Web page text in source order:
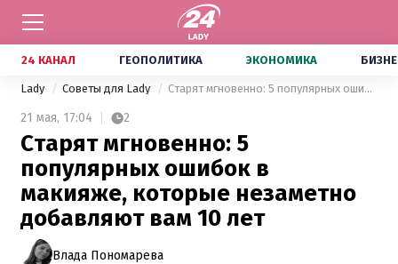
24 КАНАЛ ГЕОПОЛИТИКА ЭКОНОМИКА
Lady Советы для Lady Старят мгновенно: 5 популярных ошибок в макияже, которые незаметно добавляют вам 10 лет
21 мая, 17:04 2
Старят мгновенно: 5
популярных ошибок в
макияже, которые незаметно
добавляют вам 10 лет
Влада Пономарева